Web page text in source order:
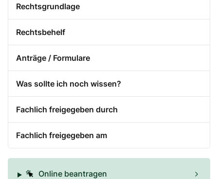
Rechtsgrundlage
Rechtsbehelf
Anträge / Formulare
Was sollte ich noch wissen?
Fachlich freigegeben durch
Fachlich freigegeben am
Online beantragen